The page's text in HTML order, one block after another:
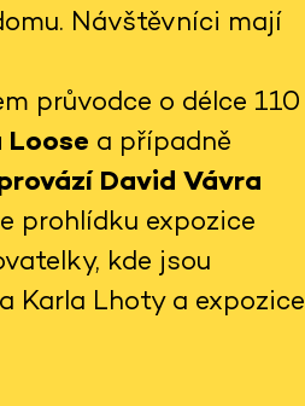
Návštěvníci mají
průvodce o délce 110
a případně
David Vávra
prohlídku expozice
kde jsou
Karla Lhoty a expozice